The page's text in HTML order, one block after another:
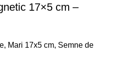
17×5 cm –
, Mari 17x5 cm, Semne de